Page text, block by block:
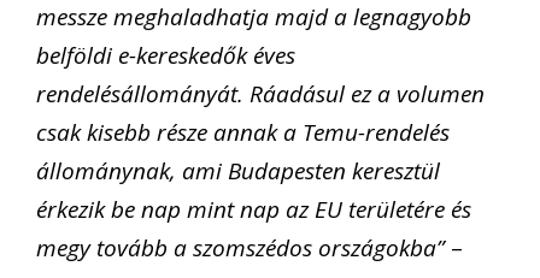
messze meghaladhatja majd a legnagyobb
belföldi e-kereskedők éves
rendelésállományát. Ráadásul ez a volumen
csak kisebb része annak a Temu-rendelés
állománynak, ami Budapesten keresztül
érkezik be nap mint nap az EU területére és
megy tovább a szomszédos országokba”–